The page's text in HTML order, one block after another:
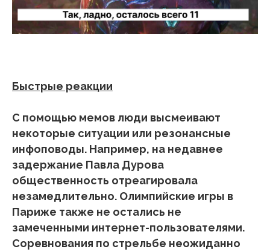
Быстрые реакции
С помощью мемов люди высмеивают
некоторые ситуации или резонансные
инфоповоды. Например, на недавнее
задержание Павла Дурова
общественность отреагировала
незамедлительно. Олимпийские игры в
Париже также не остались не
замеченными интернет-пользователями.
Соревнования по стрельбе неожиданно